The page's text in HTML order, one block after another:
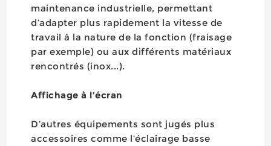
maintenance industrielle, permettant
d’adapter plus rapidement la vitesse de
travail à la nature de la fonction (fraisage
par exemple) ou aux différents matériaux
rencontrés (inox...).
Affichage à l’écran
D’autres équipements sont jugés plus
accessoires comme l’éclairage basse